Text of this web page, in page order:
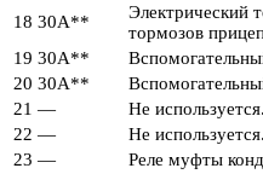
18 30А**
Электрический
тормозов
19 30А**
20 30А**
21 —
Не используется.
22 —
Не используется.
23 — Реле муфты